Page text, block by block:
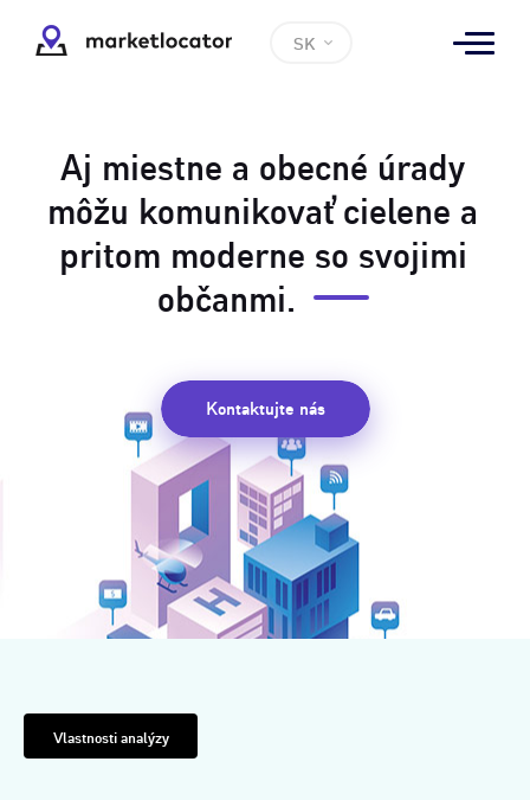
SK
Aj miestne a obecné úrady
môžu komunikovať cielene a
pritom moderne so svojimi
občanmi.
Kontaktujte nás
Vlastnosti analýzy